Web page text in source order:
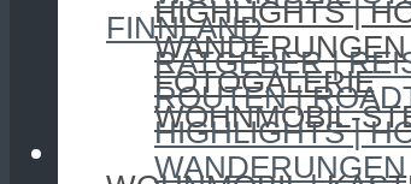
HIGHLIGHTS |
WANDERUNGEN
FOTOGALERIE
WOHNMOBIL-
CAMPING
FINNLAND
RATGEBER |
ROUTEN |
HIGHLIGHTS |
WANDERUNGEN